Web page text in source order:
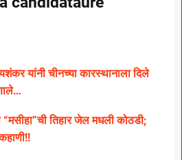
यांनी चीनच्या कारस्थानाला दिले
“मसीहा”ची तिहार जेल मधली कोठडी;